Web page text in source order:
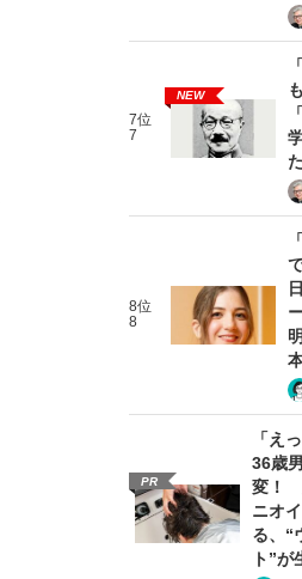
7位
7
NEW
8位
8
PR
「え
36歳
変！
ニオ
る、“
ト”